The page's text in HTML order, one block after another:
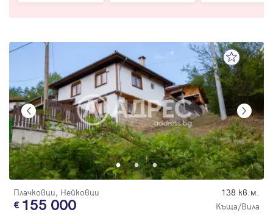
Плачковци, Нейковци 138 кв.м.
155 000 Къща/Вила